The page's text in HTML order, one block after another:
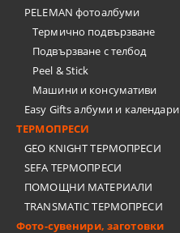
PELEMAN фотоалбуми
Термично подвързване
Подвързване с телбод
Peel & Stick
Машини и консумативи
Easy Gifts албуми и календари
ТЕРМОПРЕСИ
GEO KNIGHT ТЕРМОПРЕСИ
SEFA ТЕРМОПРЕСИ
ПОМОЩНИ МАТЕРИАЛИ
TRANSMATIC ТЕРМОПРЕСИ
Фото-сувенири, заготовки